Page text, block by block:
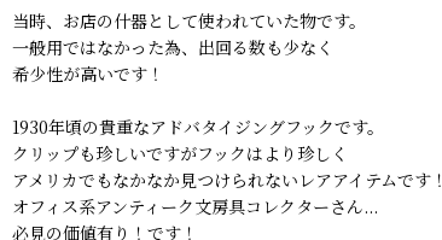
当時、お店の什器として使われていた物です。
一般用ではなかった為、出回る数も少なく
希少性が高いです！
1930年頃の貴重なアドバタイジングフックです。
クリップも珍しいですがフックはより珍しく
アメリカでもなかなか見つけられないレアアイテムです！
オフィス系アンティーク文房具コレクターさん...
必見の価値有り！です！